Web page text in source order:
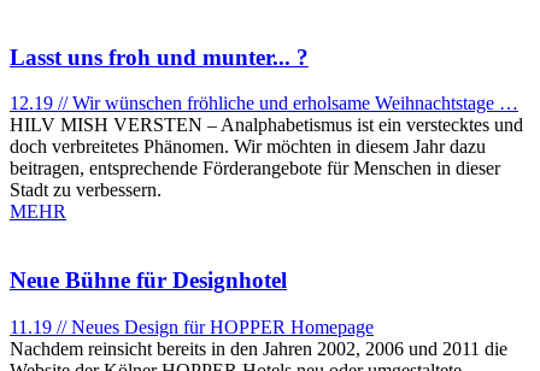
Lasst uns froh und munter... ?
12.19 // Wir wünschen fröhliche und erholsame Weihnachtstage …
HILV MISH VERSTEN – Analphabetismus ist ein verstecktes und
doch verbreitetes Phänomen. Wir möchten in diesem Jahr dazu
beitragen, entsprechende Förderangebote für Menschen in dieser
Stadt zu verbessern.
MEHR
Neue Bühne für Designhotel
11.19 // Neues Design für HOPPER Homepage
Nachdem reinsicht bereits in den Jahren 2002, 2006 und 2011 die